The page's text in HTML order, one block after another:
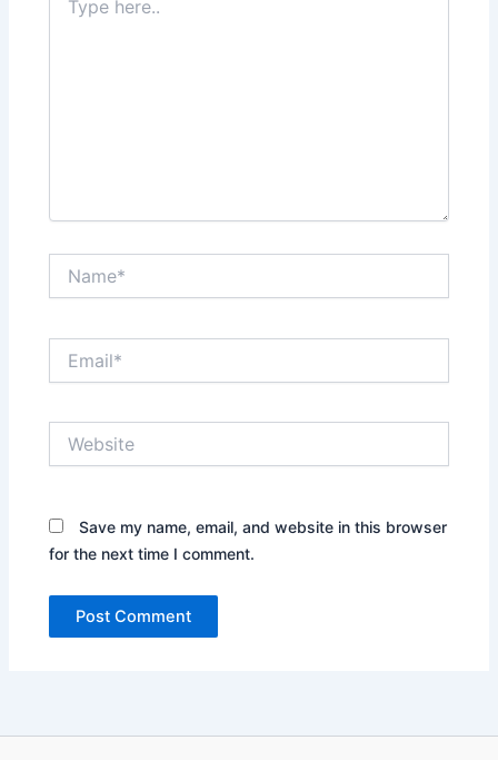
here..
Save my name, email, and website in this browser
for the next time I comment.